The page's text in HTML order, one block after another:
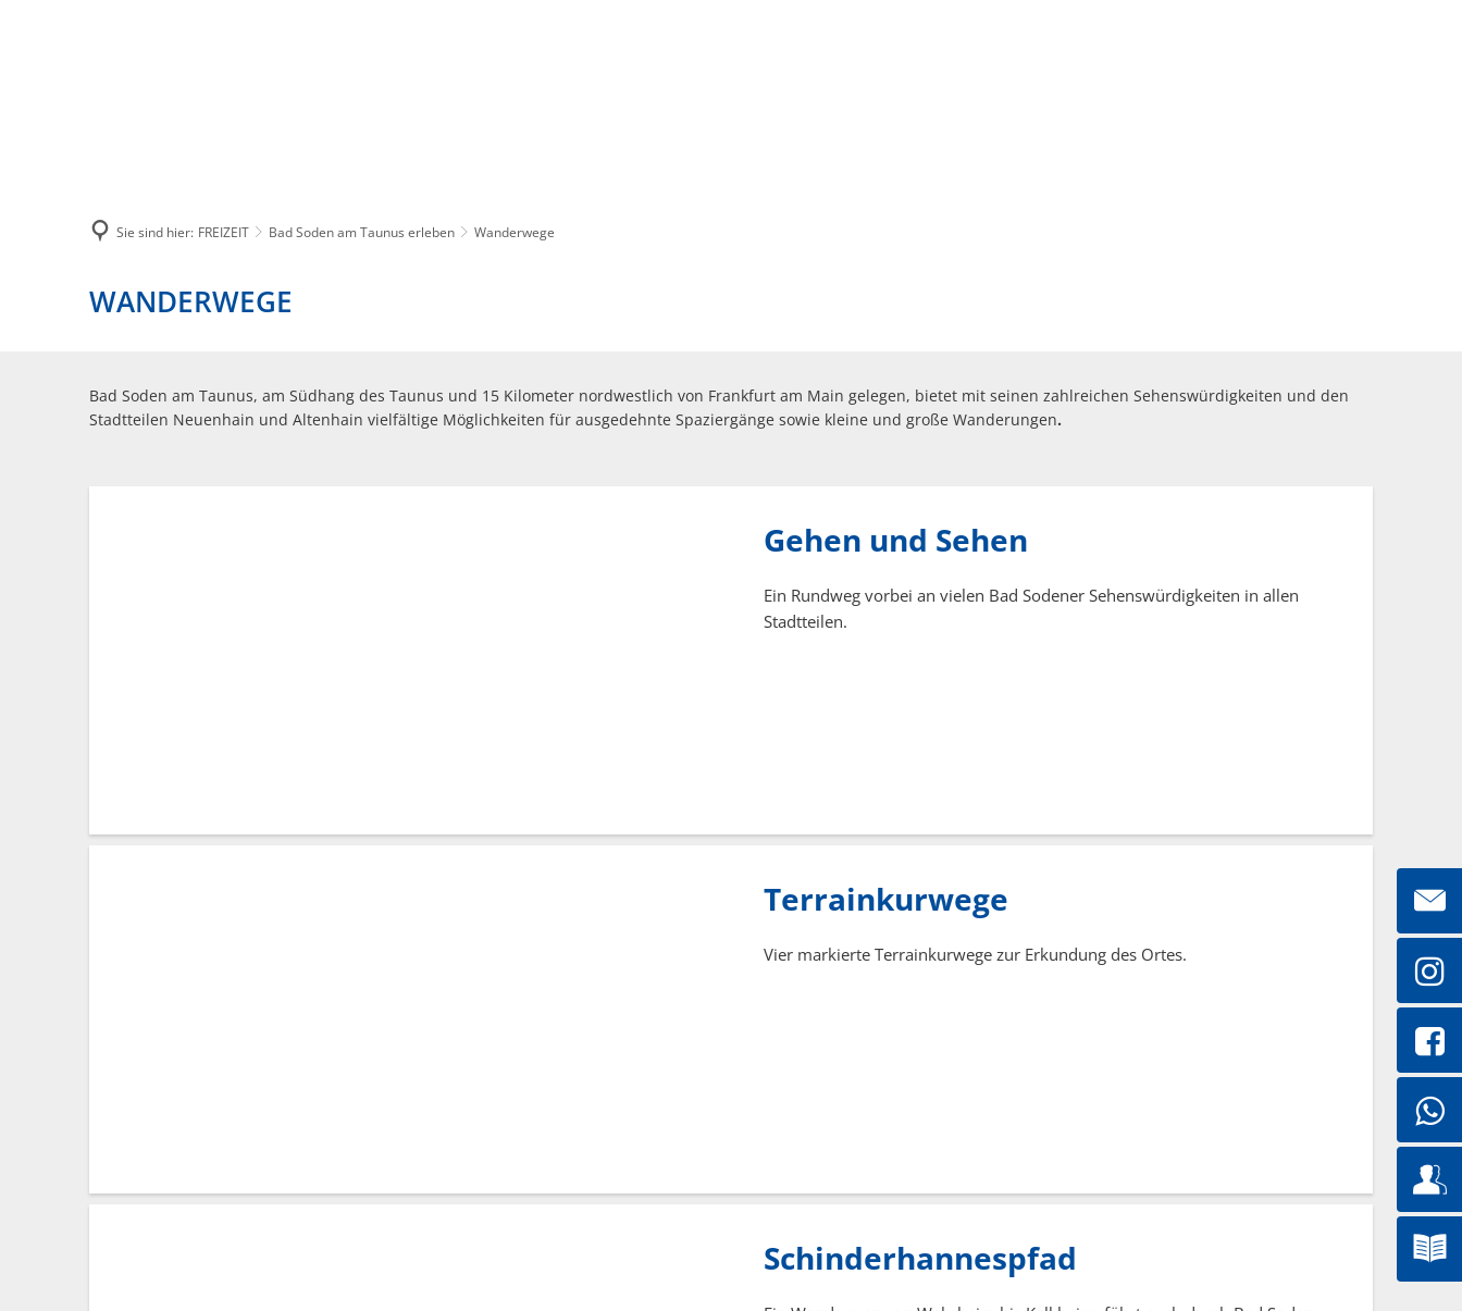
Sie sind hier: FREIZEIT Bad Soden am Taunus erleben Wanderwege
WANDERWEGE
Bad Soden am Taunus, am Südhang des Taunus und 15 Kilometer nordwestlich von Frankfurt am Main gelegen, bietet mit seinen zahlreichen Sehenswürdigkeiten und den
Stadtteilen Neuenhain und Altenhain vielfältige Möglichkeiten für ausgedehnte Spaziergänge sowie kleine und große Wanderungen.
Gehen und Sehen
Ein Rundweg vorbei an vielen Bad Sodener Sehenswürdigkeiten in allen
Stadtteilen.
Terrainkurwege
Vier markierte Terrainkurwege zur Erkundung des Ortes.
Schinderhannespfad